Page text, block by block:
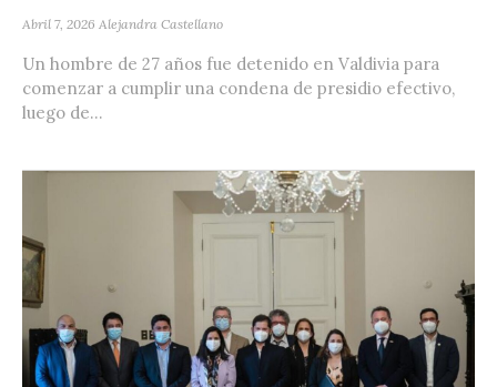
Abril 7, 2026 Alejandra Castellano
Un hombre de 27 años fue detenido en Valdivia para
comenzar a cumplir una condena de presidio efectivo,
luego de...